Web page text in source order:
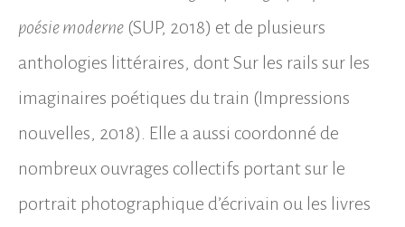
poésie moderne (SUP, 2018) et de plusieurs
anthologies littéraires, dont Sur les rails sur les
imaginaires poétiques du train (Impressions
nouvelles, 2018). Elle a aussi coordonné de
nombreux ouvrages collectifs portant sur le
portrait photographique d’écrivain ou les livres